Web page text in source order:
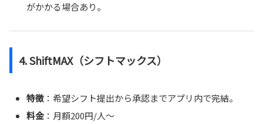
がかかる場合あり。
4.ShiftMAX（シフトマックス）
特徴 ：希望シフト提出から承認までアプリ内で完結。
料金 ：月額200円/人〜